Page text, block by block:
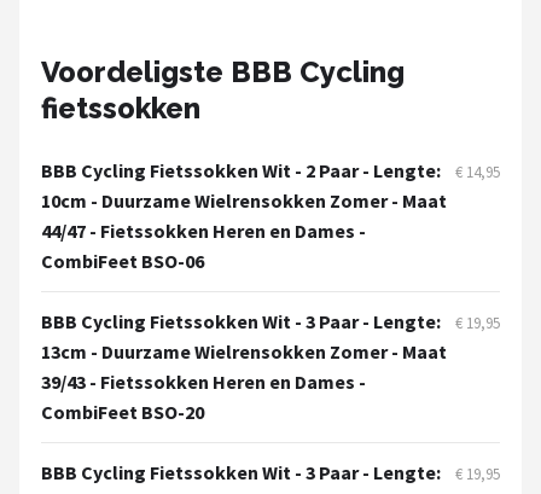
Stadsfietsen
Elektrische fietsen
Mountainbikes
Shop
Basil
Volare
ABUS
Voordeligste BBB Cycling
fietssokken
BBB Cycling Fietssokken Wit - 2 Paar - Lengte:
10cm - Duurzame Wielrensokken Zomer - Maat
44/47 - Fietssokken Heren en Dames -
CombiFeet BSO-06
€ 14,95
BBB Cycling Fietssokken Wit - 3 Paar - Lengte:
13cm - Duurzame Wielrensokken Zomer - Maat
39/43 - Fietssokken Heren en Dames -
CombiFeet BSO-20
€ 19,95
BBB Cycling Fietssokken Wit - 3 Paar - Lengte:
€ 19,95